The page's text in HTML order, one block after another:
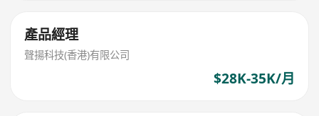
產品經理
聲揚科技(香港)有限公司
$28K-35K/月